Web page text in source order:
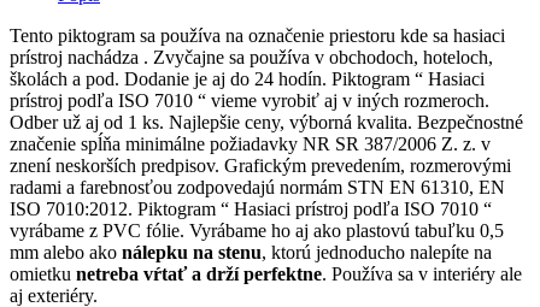
Tento piktogram sa používa na označenie priestoru kde sa hasiaci
prístroj nachádza . Zvyčajne sa používa v obchodoch, hoteloch,
školách a pod. Dodanie je aj do 24 hodín. Piktogram “ Hasiaci
prístroj podľa ISO 7010 “ vieme vyrobiť aj v iných rozmeroch.
Odber už aj od 1 ks. Najlepšie ceny, výborná kvalita. Bezpečnostné
značenie spĺňa minimálne požiadavky NR SR 387/2006 Z. z. v
znení neskorších predpisov. Grafickým prevedením, rozmerovými
radami a farebnosťou zodpovedajú normám STN EN 61310, EN
ISO 7010:2012. Piktogram “ Hasiaci prístroj podľa ISO 7010 “
vyrábame z PVC fólie. Vyrábame ho aj ako plastovú tabuľku 0,5
mm alebo ako nálepku na stenu, ktorú jednoducho nalepíte na
omietku netreba vŕtať a drží perfektne. Používa sa v interiéry ale
aj exteriéry.